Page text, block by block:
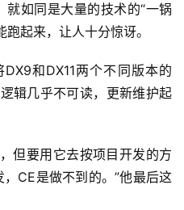
如同是大量的技术的“一锅
起来，让人十分惊讶。
和DX11两个不同版本的
辑几乎不可读，更新维护起
但要用它去按项目开发的方
CE是做不到的。”他最后这